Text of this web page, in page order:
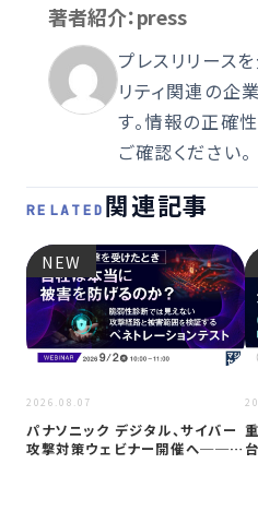
著者紹介：press
プレスリリース
リティ関連の企
す。情報の正確
ご確認ください。
RELATED 関連記事
NEW
2026.08.07
パナソニック デジタル、サイバー
攻撃対策ウェビナー開催へ──自